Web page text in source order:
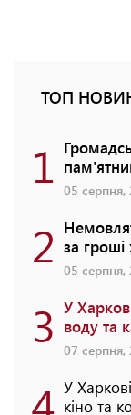
ТОП
1 05
2 за гроші
05
3 У
воду та
07
У
кіно та